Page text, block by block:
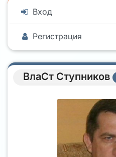
Вход
Регистрация
ВлаСт Ступников